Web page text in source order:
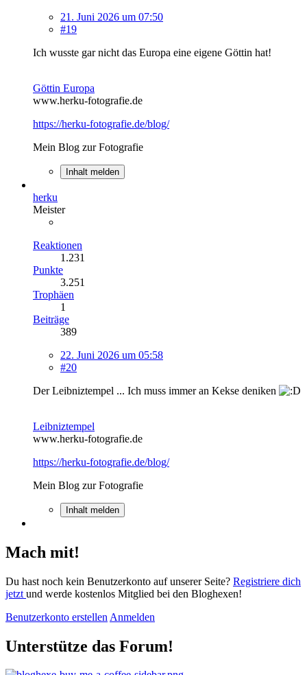
21. Juni 2026 um 07:50
#19
Ich wusste gar nicht das Europa eine eigene Göttin hat!
Göttin Europa
www.herku-fotografie.de
https://herku-fotografie.de/blog/
Mein Blog zur Fotografie
Inhalt melden
herku
Meister
Reaktionen
1.231
Punkte
3.251
Trophäen
1
Beiträge
389
22. Juni 2026 um 05:58
#20
Der Leibniztempel ... Ich muss immer an Kekse deniken
Leibniztempel
www.herku-fotografie.de
https://herku-fotografie.de/blog/
Mein Blog zur Fotografie
Inhalt melden
Mach mit!
Du hast noch kein Benutzerkonto auf unserer Seite? Registriere dich
jetzt und werde kostenlos Mitglied bei den Bloghexen!
Benutzerkonto erstellen Anmelden
Unterstütze das Forum!